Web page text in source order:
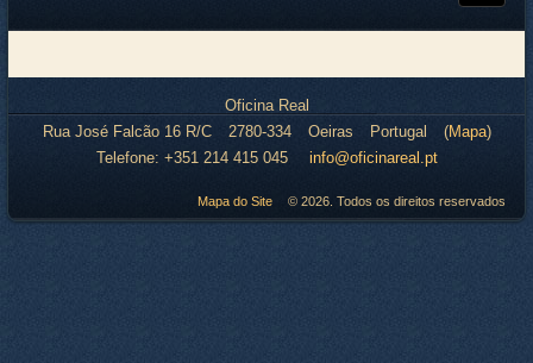
Oficina Real
Rua José Falcão 16 R/C
2780-334 Oeiras Portugal (Mapa)
Telefone: +351 214 415 045 info@oficinareal.pt
Mapa do Site © 2026. Todos os direitos reservados